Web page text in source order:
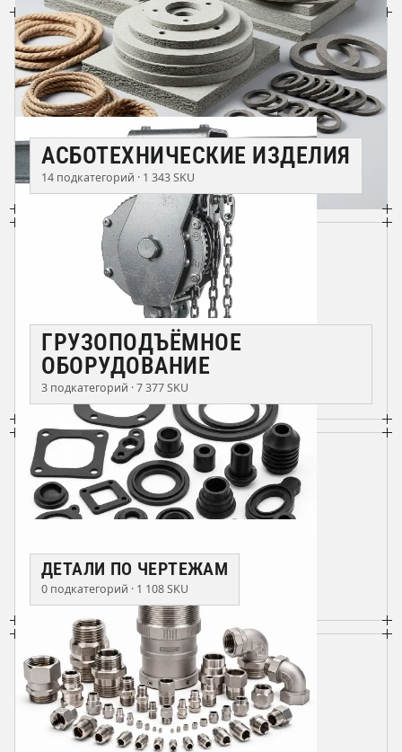
АСБОТЕХНИЧЕСКИЕ ИЗДЕЛИЯ
14 подкатегорий · 1 343 SKU
ГРУЗОПОДЪЁМНОЕ
ОБОРУДОВАНИЕ
3 подкатегорий · 7 377 SKU
ДЕТАЛИ ПО ЧЕРТЕЖАМ
0 подкатегорий · 1 108 SKU